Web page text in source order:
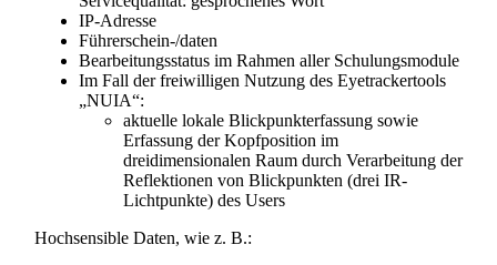
IP-Adresse
Führerschein-/daten
Bearbeitungsstatus im Rahmen aller Schulungsmodule
Im Fall der freiwilligen Nutzung des Eyetrackertools
„NUIA“:
aktuelle lokale Blickpunkterfassung sowie
Erfassung der Kopfposition im
dreidimensionalen Raum durch Verarbeitung der
Reflektionen von Blickpunkten (drei IR-
Lichtpunkte) des Users
Hochsensible Daten, wie z. B.: